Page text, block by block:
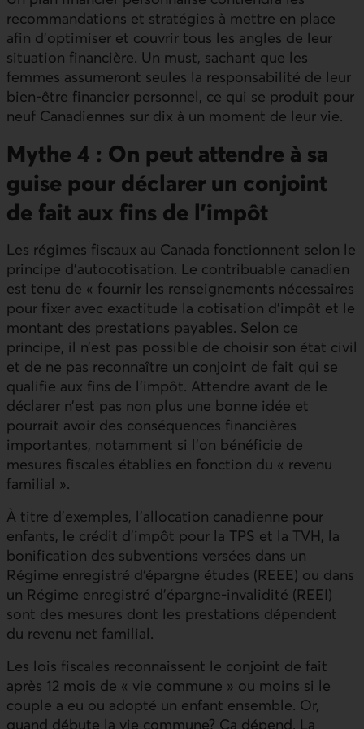
recommandations et stratégies à mettre en place
afin d’optimiser et couvrir tous les angles de leur
situation financière. Un must, sachant que les
femmes assumeront seules la responsabilité de leur
bien-être financier personnel, ce qui se produit pour
neuf Canadiennes sur dix à un moment de leur vie.
Mythe 4 : On peut attendre à sa
guise pour déclarer un conjoint
de fait aux fins de l’impôt
Les régimes fiscaux au Canada fonctionnent selon le
principe d’autocotisation. Le contribuable canadien
est tenu de « fournir les renseignements nécessaires
pour fixer avec exactitude la cotisation d’impôt et le
montant des prestations payables. Selon ce
principe, il n’est pas possible de choisir son état civil
et de ne pas reconnaître un conjoint de fait qui se
qualifie aux fins de l’impôt. Attendre avant de le
déclarer n’est pas non plus une bonne idée et
pourrait avoir des conséquences financières
importantes, notamment si l’on bénéficie de
mesures fiscales établies en fonction du « revenu
familial ».
À titre d’exemples, l’allocation canadienne pour
enfants, le crédit d’impôt pour la TPS et la TVH, la
bonification des subventions versées dans un
Régime enregistré d‘épargne études (REEE) ou dans
un Régime enregistré d’épargne-invalidité (REEI)
sont des mesures dont les prestations dépendent
du revenu net familial.
Les lois fiscales reconnaissent le conjoint de fait
après 12 mois de « vie commune » ou moins si le
couple a eu ou adopté un enfant ensemble. Or,
quand débute la vie commune? Ça dépend. La